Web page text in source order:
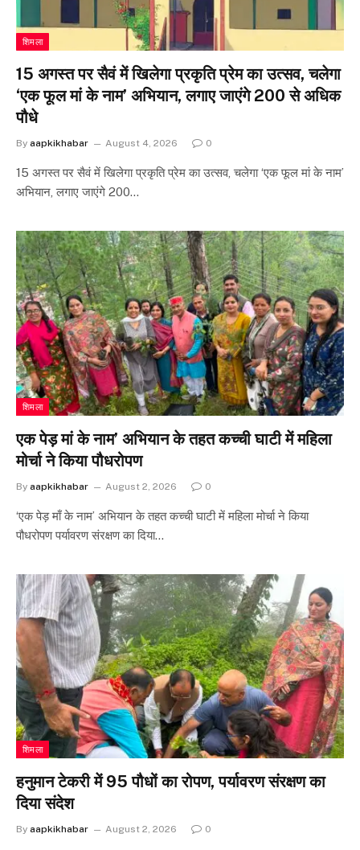
शिमला
15 अगस्त पर सैवं में खिलेगा प्रकृति प्रेम का उत्सव, चलेगा
‘एक फूल मां के नाम’ अभियान, लगाए जाएंगे 200 से अधिक
पौधे
By aapkikhabar August 4, 2026 0
15 अगस्त पर सैवं में खिलेगा प्रकृति प्रेम का उत्सव, चलेगा ‘एक फूल मां के नाम’
अभियान, लगाए जाएंगे 200…
शिमला
एक पेड़ मां के नाम’ अभियान के तहत कच्ची घाटी में महिला
मोर्चा ने किया पौधरोपण
By aapkikhabar August 2, 2026 0
‘एक पेड़ माँ के नाम’ अभियान के तहत कच्ची घाटी में महिला मोर्चा ने किया
पौधरोपण पर्यावरण संरक्षण का दिया…
शिमला
हनुमान टेकरी में 95 पौधों का रोपण, पर्यावरण संरक्षण का
दिया संदेश
By aapkikhabar August 2, 2026 0